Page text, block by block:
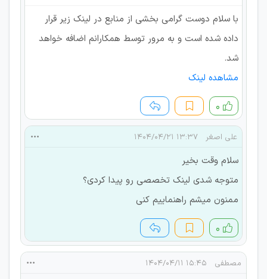
با سلام دوست گرامی بخشی از منابع در لینک زیر قرار
داده شده است و به مرور توسط همکارانم اضافه خواهد
شد.
مشاهده لینک
۰
علی اصغر ۱۳:۳۷ ۱۴۰۴/۰۴/۲۱
سلام وقت بخیر
متوجه شدی لینک تخصصی رو پیدا کردی؟
ممنون میشم راهنماییم کنی
۰
مصطفی ۱۵:۴۵ ۱۴۰۴/۰۴/۱۱